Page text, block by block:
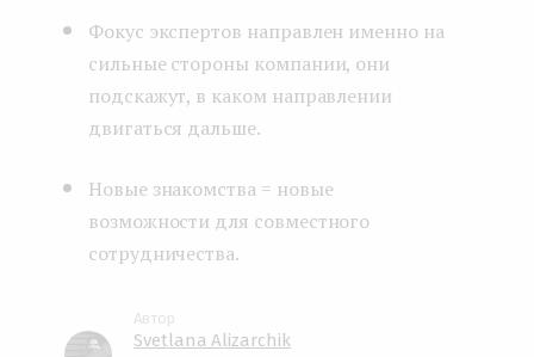
Фокус экспертов направлен именно на
сильные стороны компании, они
подскажут, в каком направлении
двигаться дальше.
Новые знакомства = новые
возможности для совместного
сотрудничества.
Svetlana Alizarchik